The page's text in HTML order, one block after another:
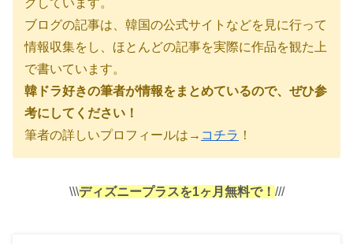
クしています。
ブログの記事は、韓国の公式サイトなどを見に行って
情報収集をし、ほとんどの記事を実際に作品を観た上
で書いています。
韓ドラ好きの筆者が情報をまとめているので、ぜひ参
考にしてください！
筆者の詳しいプロフィールは→ コチラ ！
\\\ディズニープラスを1ヶ月無料で！ ///